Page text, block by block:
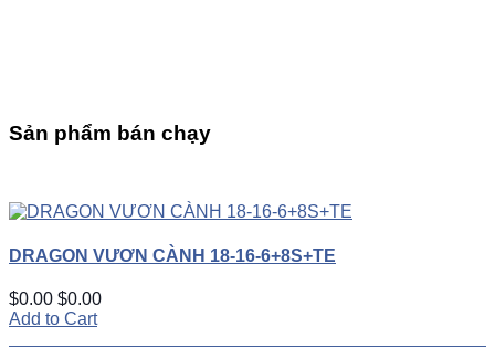
Sản phẩm bán chạy
DRAGON VƯƠN CÀNH 18-16-6+8S+TE
$0.00 $0.00
Add to Cart